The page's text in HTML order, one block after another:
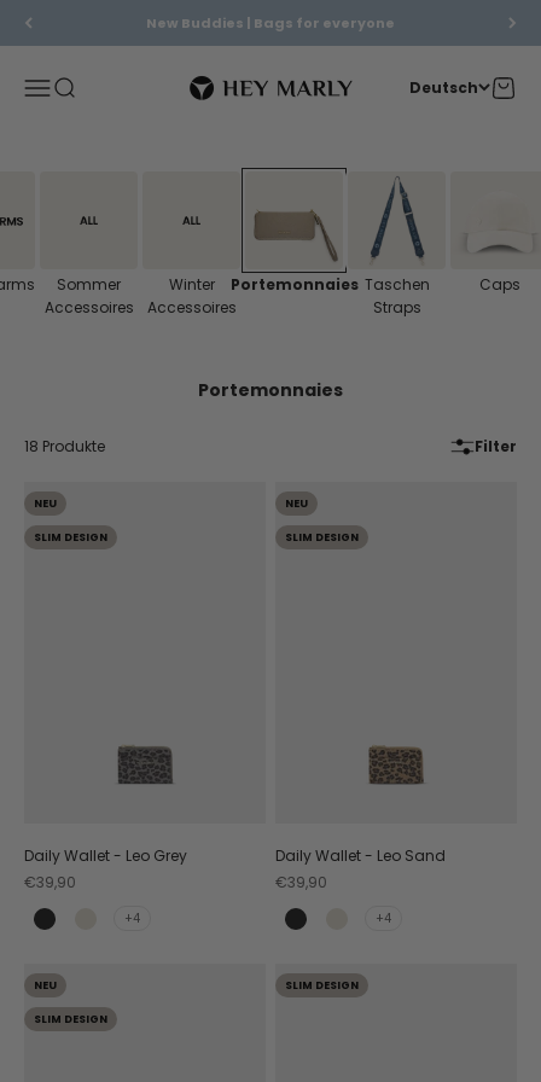
Zum Inhalt springenNew Buddies | Bags for everyone
MenüSuche
Hey Marly
Deutsch
Sommer
Accessoires
Winter
Accessoires
Portemonnaies Taschen
Straps
Caps
18 Produkte Filter
NEU
SLIM DESIGN
Daily Wallet - Leo Grey
Angebot
€39,90
Black
+4
NEU
SLIM DESIGN
Daily Wallet - Leo Sand
Angebot
€39,90
Black
+4
NEU
SLIM DESIGN
SLIM DESIGN